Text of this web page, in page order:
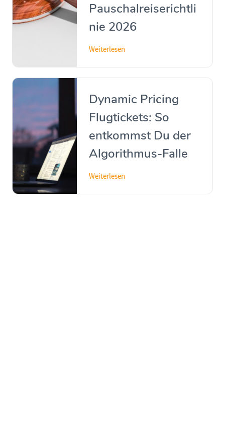
Pauschalreiserichtli
nie 2026
Weiterlesen
Dynamic Pricing
Flugtickets: So
entkommst Du der
Algorithmus-Falle
Weiterlesen